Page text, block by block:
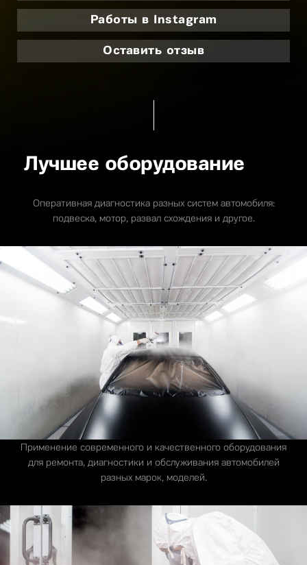
Работы в Instagram
Оставить отзыв
Лучшее оборудование
Оперативная диагностика разных систем автомобиля:
подвеска, мотор, развал схождения и другое.
Применение современного и качественного оборудования
для ремонта, диагностики и обслуживания автомобилей
разных марок, моделей.